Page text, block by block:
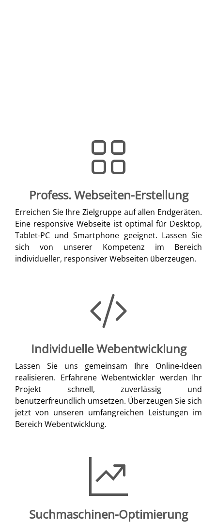
Profess. Webseiten-Erstellung
Erreichen Sie Ihre Zielgruppe auf allen Endgeräten.
Eine responsive Webseite ist optimal für Desktop,
Tablet-PC und Smartphone geeignet. Lassen Sie
sich von unserer Kompetenz im Bereich
individueller, responsiver Webseiten überzeugen.
Individuelle Webentwicklung
Lassen Sie uns gemeinsam Ihre Online-Ideen
realisieren. Erfahrene Webentwickler werden Ihr
Projekt schnell, zuverlässig und
benutzerfreundlich umsetzen. Überzeugen Sie sich
jetzt von unseren umfangreichen Leistungen im
Bereich Webentwicklung.
Suchmaschinen-Optimierung